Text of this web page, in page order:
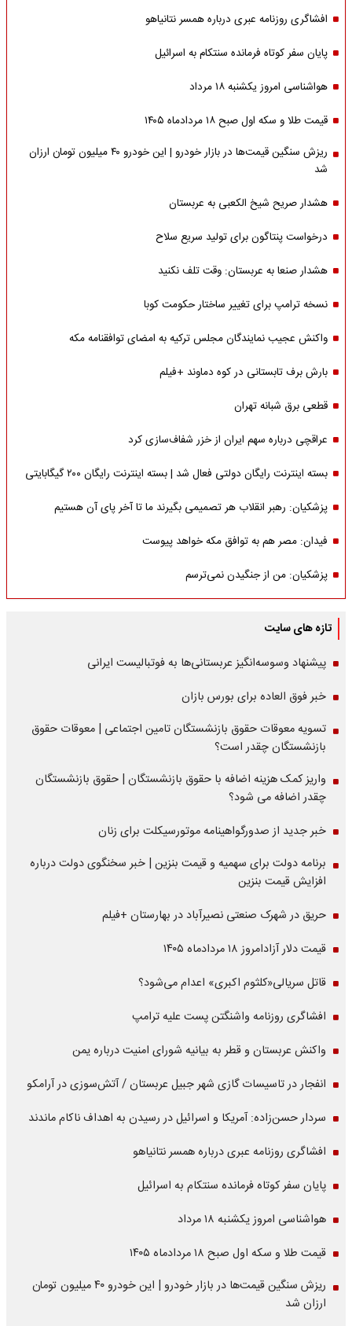
افشاگری روزنامه عبری درباره همسر نتانیاهو
پایان سفر کوتاه فرمانده سنتکام به اسرائیل
هواشناسی امروز یکشنبه ۱۸ مرداد
قیمت طلا و سکه اول صبح ۱۸ مردادماه ۱۴۰۵
ریزش سنگین قیمت‌ها در بازار خودرو | این خودرو ۴۰ میلیون تومان ارزان
شد
هشدار صریح شیخ الکعبی به عربستان
درخواست پنتاگون برای تولید سریع سلاح
هشدار صنعا به عربستان: وقت تلف نکنید
نسخه ترامپ برای تغییر ساختار حکومت کوبا
واکنش عجیب نمایندگان مجلس ترکیه به امضای توافقنامه مکه
بارش برف تابستانی در کوه دماوند +فیلم
قطعی برق شبانه تهران
عراقچی درباره سهم ایران از خزر شفاف‌سازی کرد
بسته اینترنت رایگان دولتی فعال شد | بسته اینترنت رایگان ۲۰۰ گیگابایتی
پزشکیان: رهبر انقلاب هر تصمیمی بگیرند ما تا آخر پای آن هستیم
فیدان: مصر هم به توافق مکه خواهد پیوست
پزشکیان: من از جنگیدن نمی‌ترسم
تازه های سایت
پیشنهاد وسوسه‌انگیز عربستانی‌ها به فوتبالیست ایرانی
خبر فوق العاده برای بورس بازان
تسویه معوقات حقوق بازنشستگان تامین اجتماعی | معوقات حقوق
بازنشستگان چقدر است؟
واریز کمک هزینه اضافه با حقوق بازنشستگان | حقوق بازنشستگان
چقدر اضافه می شود؟
خبر جدید از صدورگواهینامه موتورسیکلت برای زنان
برنامه دولت برای سهمیه و قیمت بنزین | خبر سخنگوی دولت درباره
افزایش قیمت بنزین
حریق در شهرک صنعتی نصیرآباد در بهارستان +فیلم
قیمت دلار آزادامروز ۱۸ مردادماه ۱۴۰۵
قاتل سریالی«کلثوم اکبری» اعدام می‌شود؟
افشاگری روزنامه واشنگتن پست علیه ترامپ
واکنش عربستان و قطر به بیانیه شورای امنیت درباره یمن
انفجار در تاسیسات گازی شهر جبیل عربستان / آتش‌سوزی در آرامکو
سردار حسن‌زاده: آمریکا و اسرائیل در رسیدن به اهداف ناکام ماندند
افشاگری روزنامه عبری درباره همسر نتانیاهو
پایان سفر کوتاه فرمانده سنتکام به اسرائیل
هواشناسی امروز یکشنبه ۱۸ مرداد
قیمت طلا و سکه اول صبح ۱۸ مردادماه ۱۴۰۵
ریزش سنگین قیمت‌ها در بازار خودرو | این خودرو ۴۰ میلیون تومان
ارزان شد